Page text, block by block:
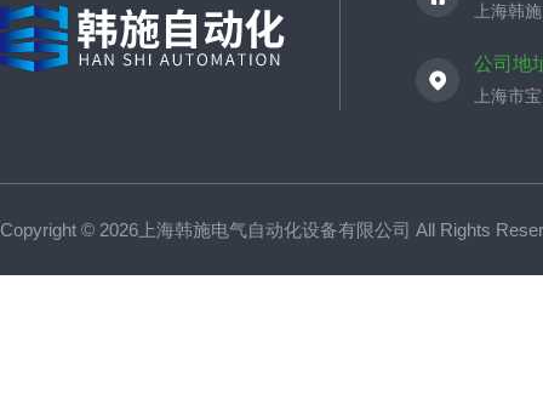
上海韩
公司地
上海市
Copyright © 2026上海韩施电气自动化设备有限公司 All Rights